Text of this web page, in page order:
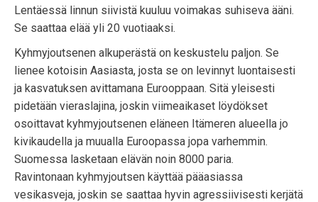
Lentäessä linnun siivistä kuuluu voimakas suhiseva ääni.
Se saattaa elää yli 20 vuotiaaksi.
Kyhmyjoutsenen alkuperästä on keskustelu paljon. Se
lienee kotoisin Aasiasta, josta se on levinnyt luontaisesti
ja kasvatuksen avittamana Eurooppaan. Sitä yleisesti
pidetään vieraslajina, joskin viimeaikaset löydökset
osoittavat kyhmyjoutsenen eläneen Itämeren alueella jo
kivikaudella ja muualla Euroopassa jopa varhemmin.
Suomessa lasketaan elävän noin 8000 paria.
Ravintonaan kyhmyjoutsen käyttää pääasiassa
vesikasveja, joskin se saattaa hyvin agressiivisesti kerjätä